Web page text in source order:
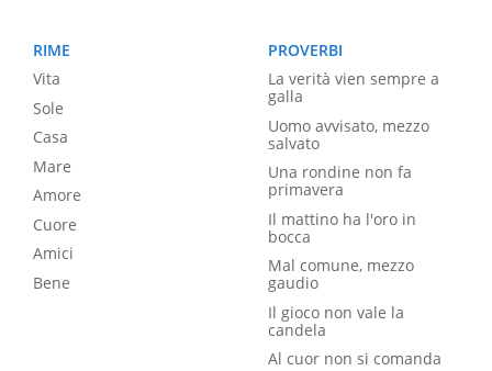
RIME
Vita
Sole
Casa
Mare
Amore
Cuore
Amici
Bene
PROVERBI
La verità vien sempre a
galla
Uomo avvisato, mezzo
salvato
Una rondine non fa
primavera
Il mattino ha l'oro in
bocca
Mal comune, mezzo
gaudio
Il gioco non vale la
candela
Al cuor non si comanda